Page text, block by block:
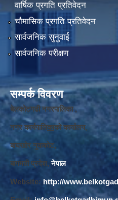
वार्षिक प्रगति प्रतिवेदन
चौमासिक प्रगति प्रतिवेदन
सार्वजनिक सुनुवाई
सार्वजनिक परीक्षण
सम्पर्क विवरण
बेलकोटगढी नगरपालिका ,
नगर कार्यपालिकाको कार्यालय,
बाघखोर नुवाकोट,
बागमती प्रदेश, नेपाल
Website: http://